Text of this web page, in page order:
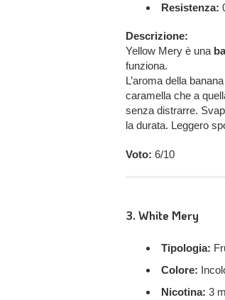
Resistenza:
Descrizione:
Yellow Mery è una
funziona.
L’aroma della
caramella che a
senza distrarre.
la durata. Leggero
Voto: 6/10
3. White Mery
Tipologia:
Colore:
Nicotina: 3